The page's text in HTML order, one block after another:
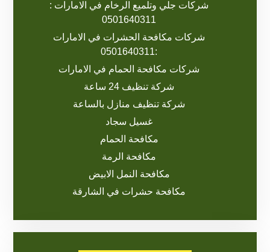
شركات جلي وتلميع الرخام في الامارات :
0501640311
شركات مكافحة الحشرات في الامارات
:0501640311
شركات مكافحة الحمام في الامارات
شركة تنظيف 24 ساعة
شركة تنظيف منازل بالساعة
غسيل سجاد
مكافحة الحمام
مكافحة الرمة
مكافحة النمل الابيض
مكافحة حشرات في الشارقة